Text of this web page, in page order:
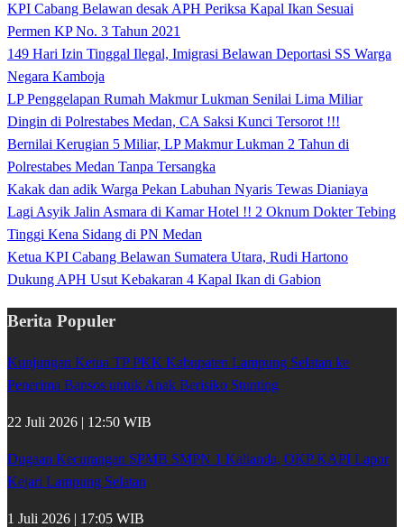
KPI Cabang Belawan desak APH Periksa Kapal Ikan Sesuai
Permen KP No. 3 Tahun 2021
149 Hari Izin Tinggal Ilegal, Imigrasi Belawan Deportasi SS Warga
Negara Kamboja
LP Penggelapan Rumah Makmur Lukman Senilai Lima Miliar
Dingin di Polrestabes Medan, CA Saksi Kunci Tersorot !!!
Bernilai Kerugian 5 Miliar, LP Makmur Lukman 2 Tahun di
Polrestabes Medan Tanpa Tersangka
Kakak dan adik Warga Pekan Labuhan Nyaris Tewas Dianiaya
Lagi Asyik Jalin Asmara di Kamar Hotel !! 2 Oknum Dokter Tebing
Tinggi Kena Sidang di PN Medan
Ketua KPI Cabang Belawan Sumatera Utara, Rudi Hartono
Dukung APH Usut Kebakaran 4 Kapal Ikan di Gabion
Berita Populer
Kunjungan Ketua TP PKK Kabupaten Lampung Selatan ke
Penerima Bansos untuk Anak Berisiko Stunting
22 Juli 2026 | 12:50 WIB
Dugaan Kecurangan SPMB SMPN 1 Kalianda, OKP KAPI Lapor
Kejari Lampung Selatan
1 Juli 2026 | 17:05 WIB